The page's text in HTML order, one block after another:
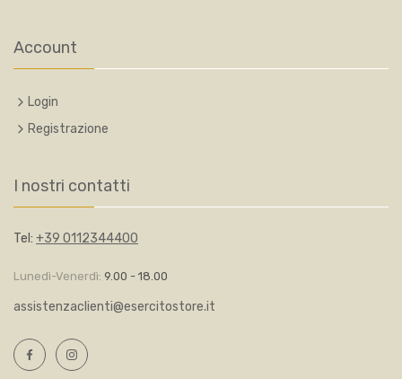
Account
Login
Registrazione
I nostri contatti
Tel: +39 0112344400
Lunedì-Venerdì: 9.00 - 18.00
assistenzaclienti@esercitostore.it